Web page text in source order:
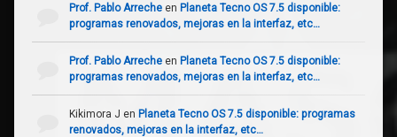
Prof. Pablo Arrecheen Planeta Tecno OS 7.5 disponible:
programas renovados, mejoras en la interfaz, etc…
Prof. Pablo Arrecheen Planeta Tecno OS 7.5 disponible:
programas renovados, mejoras en la interfaz, etc…
Kikimora J en Planeta Tecno OS 7.5 disponible: programas
renovados, mejoras en la interfaz, etc…